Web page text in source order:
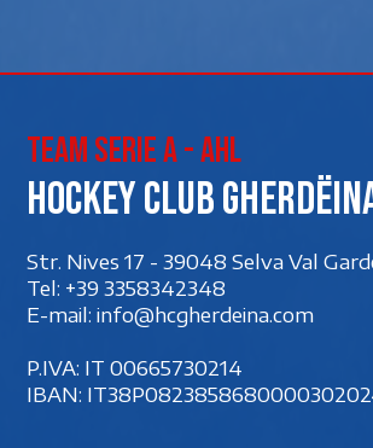
Team Serie A - AHL
Hockey club
Str. Nives 17 - 39048 Selva Val
Tel: +39 3358342348
E-mail: info@hcgherdeina.com
P.IVA: IT 00‍665730214
IBAN: